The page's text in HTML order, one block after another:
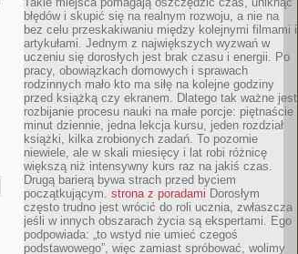
błędów i skupić się na realnym rozwoju, a nie na
bez celu przeskakiwaniu między kolejnymi filmami i
artykułami. Jednym z największych wyzwań w
uczeniu się dorosłych jest brak czasu i energii. Po
pracy, obowiązkach domowych i sprawach
rodzinnych mało kto ma siłę na kolejne godziny
przed książką czy ekranem. Dlatego tak ważne jest
rozbijanie procesu nauki na małe porcje: piętnaście
minut dziennie, jedna lekcja kursu, jeden rozdział
książki, kilka zrobionych zadań. To pozornie
niewiele, ale w skali miesięcy i lat robi różnicę
większą niż intensywny kurs raz na jakiś czas.
Drugą barierą bywa strach przed byciem
początkującym. strona z poradami Dorosłym
często trudno jest wrócić do roli ucznia, zwłaszcza
jeśli w innych obszarach życia są ekspertami. Ego
podpowiada: „to wstyd nie umieć czegoś
podstawowego”, więc zamiast spróbować, wolimy